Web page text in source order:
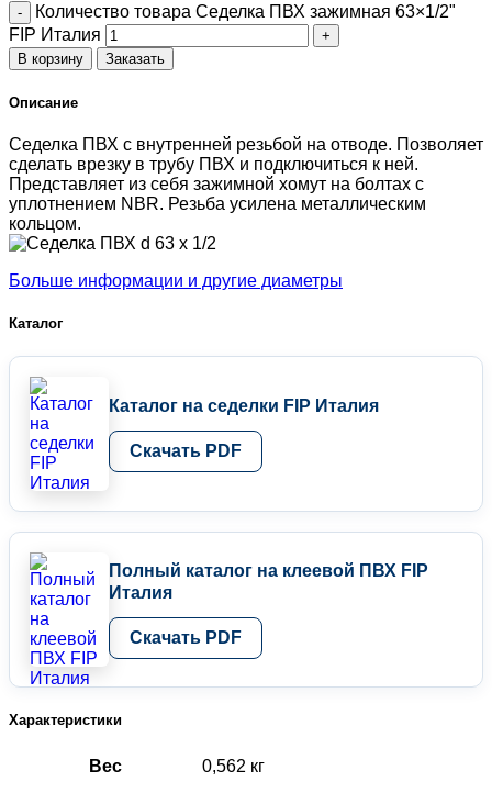
Количество товара Седелка ПВХ зажимная 63×1/2"
FIP Италия
В корзину Заказать
Описание
Седелка ПВХ с внутренней резьбой на отводе. Позволяет
сделать врезку в трубу ПВХ и подключиться к ней.
Представляет из себя зажимной хомут на болтах с
уплотнением NBR. Резьба усилена металлическим
кольцом.
Больше информации и другие диаметры
Каталог
Каталог на седелки FIP Италия
Скачать PDF
Полный каталог на клеевой ПВХ FIP
Италия
Скачать PDF
Характеристики
Вес 0,562 кг